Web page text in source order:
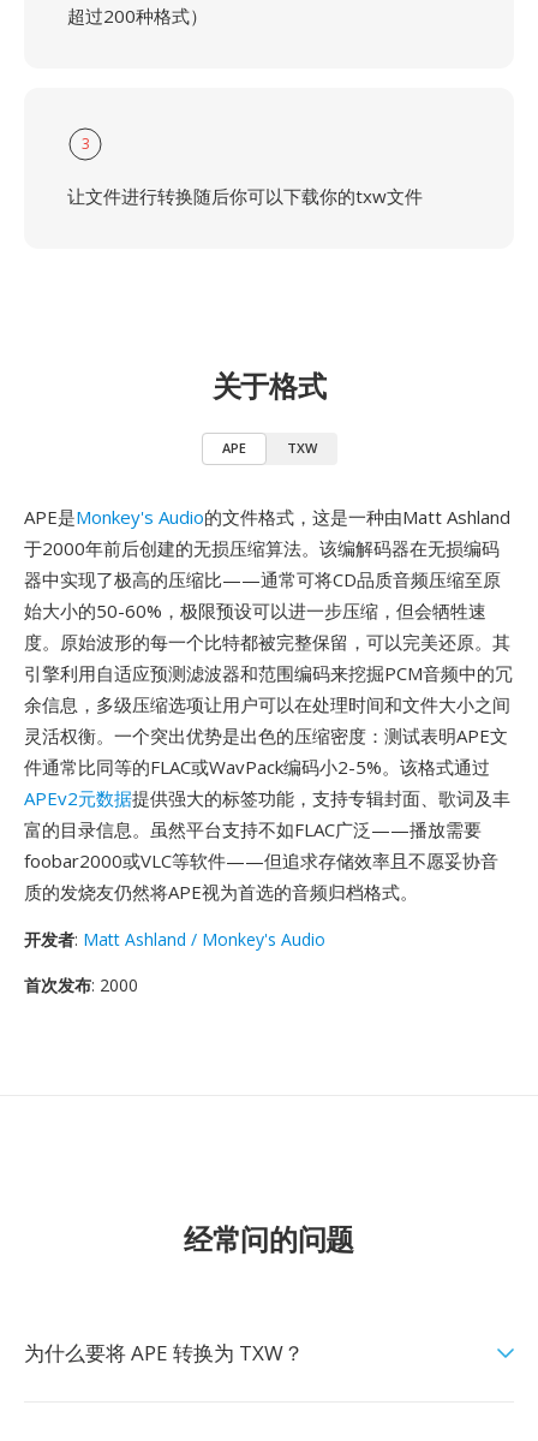
超过200种格式）
3
让文件进行转换随后你可以下载你的txw文件
关于格式
APE TXW
APE是Monkey's Audio的文件格式，这是一种由Matt Ashland
于2000年前后创建的无损压缩算法。该编解码器在无损编码
器中实现了极高的压缩比——通常可将CD品质音频压缩至原
始大小的50-60%，极限预设可以进一步压缩，但会牺牲速
度。原始波形的每一个比特都被完整保留，可以完美还原。其
引擎利用自适应预测滤波器和范围编码来挖掘PCM音频中的冗
余信息，多级压缩选项让用户可以在处理时间和文件大小之间
灵活权衡。一个突出优势是出色的压缩密度：测试表明APE文
件通常比同等的FLAC或WavPack编码小2-5%。该格式通过
APEv2元数据提供强大的标签功能，支持专辑封面、歌词及丰
富的目录信息。虽然平台支持不如FLAC广泛——播放需要
foobar2000或VLC等软件——但追求存储效率且不愿妥协音
质的发烧友仍然将APE视为首选的音频归档格式。
开发者: Matt Ashland / Monkey's Audio
首次发布: 2000
经常问的问题
为什么要将 APE 转换为 TXW？